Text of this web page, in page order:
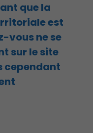
que la
est
vous ne se
sur le site
cependant